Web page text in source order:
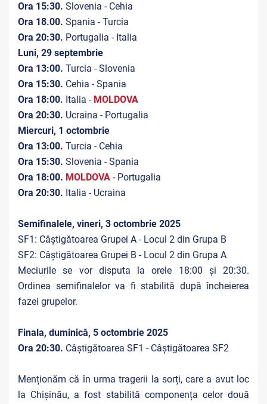
Ora 15:30. Slovenia - Cehia
Ora 18.00. Spania - Turcia
Ora 20:30. Portugalia - Italia
Luni, 29 septembrie
Ora 13:00. Turcia - Slovenia
Ora 15:30. Cehia - Spania
Ora 18:00. Italia - MOLDOVA
Ora 20:30. Ucraina - Portugalia
Miercuri, 1 octombrie
Ora 13:00. Turcia - Cehia
Ora 15:30. Slovenia - Spania
Ora 18:00. MOLDOVA - Portugalia
Ora 20:30. Italia - Ucraina
Semifinalele, vineri, 3 octombrie 2025
SF1: Câștigătoarea Grupei A - Locul 2 din Grupa B
SF2: Câștigătoarea Grupei B - Locul 2 din Grupa A
Meciurile se vor disputa la orele 18:00 și 20:30.
Ordinea semifinalelor va fi stabilită după încheierea
fazei grupelor.
Finala, duminică, 5 octombrie 2025
Ora 20:30. Câștigătoarea SF1 - Câștigătoarea SF2
Menționăm că în urma tragerii la sorți, care a avut loc
la Chișinău, a fost stabilită componența celor două